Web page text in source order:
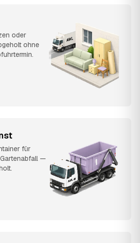
oder
ohne
für
—